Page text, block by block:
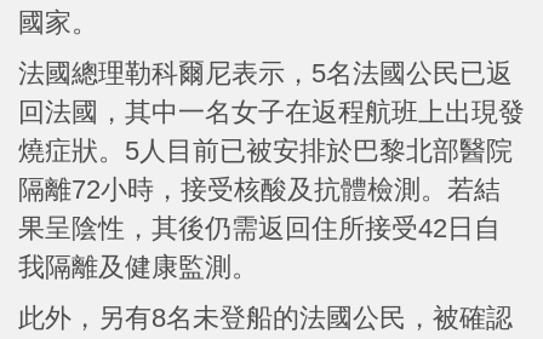
國家。
法國總理勒科爾尼表示，5名法國公民已返
回法國，其中一名女子在返程航班上出現發
燒症狀。5人目前已被安排於巴黎北部醫院
隔離72小時，接受核酸及抗體檢測。若結
果呈陰性，其後仍需返回住所接受42日自
我隔離及健康監測。
此外，另有8名未登船的法國公民，被確認